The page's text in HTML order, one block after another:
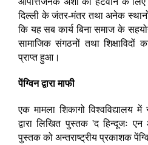
दिल्ली के जंतर-मंतर तथा अनेक
कि यह सब कार्य बिना समाज के
सामाजिक संगठनों तथा
प्राप्त हुआ।
पेंग्विन द्वारा माफी
एक मामला शिकागो विश्वविद्यालय
द्वारा लिखित पुस्तक 'द हिन्दूजः
पुस्तक को अन्तराष्ट्रीय प्रकाशक